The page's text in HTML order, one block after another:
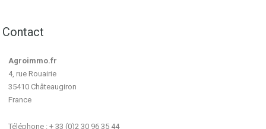
Contact
Agroimmo.fr
4, rue Rouairie
35410 Châteaugiron
France
Téléphone : + 33 (0)2 30 96 35 44